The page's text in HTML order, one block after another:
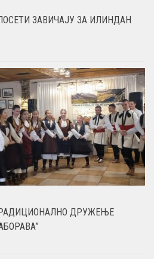
ЗАВИЧАЈУ ЗА ИЛИНДАН
ДРУЖЕЊЕ